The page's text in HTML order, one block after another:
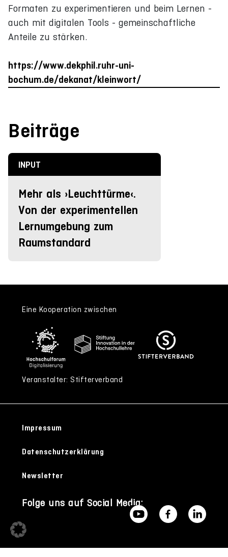
Formaten zu experimentieren und beim Lernen -
auch mit digitalen Tools - gemeinschaftliche
Anteile zu stärken.
https://www.dekphil.ruhr-uni-
bochum.de/dekanat/kleinwort/
Beiträge
INPUT
Mehr als ›Leuchttürme‹.
Von der experimentellen
Lernumgebung zum
Raumstandard
Eine Kooperation zwischen
Veranstalter: Stifterverband
Impressum
Datenschutzerklärung
Newsletter
Folge uns auf Social Media: